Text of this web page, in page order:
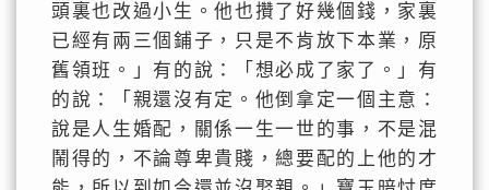
頭裏也改過小生。他也攢了好幾個錢，家裏
已經有兩三個鋪子，只是不肯放下本業，原
舊領班。」有的說：「想必成了家了。」有
的說：「親還沒有定。他倒拿定一個主意：
說是人生婚配，關係一生一世的事，不是混
鬧得的，不論尊卑貴賤，總要配的上他的才